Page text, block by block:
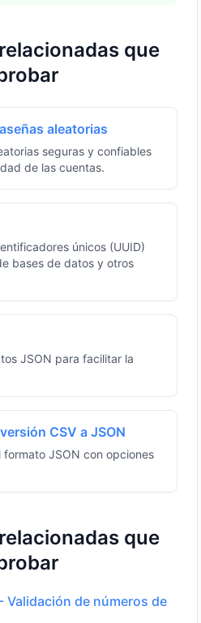
que
aleatorias
seguras y confiables
de las cuentas.
únicos (UUID)
bases de datos y otros
JSON para facilitar la
CSV a JSON
formato JSON con opciones
que
Validación de números de